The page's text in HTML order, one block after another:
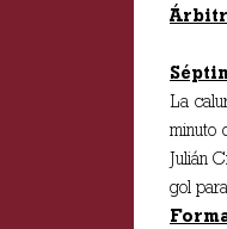
La
minuto
Julián
gol